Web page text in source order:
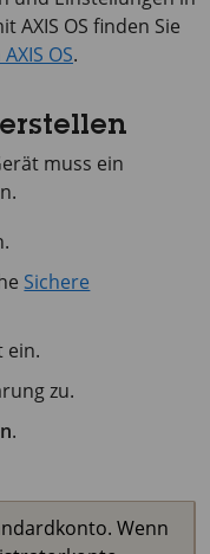
AXIS OS finden Sie
OS.
muss ein
Sichere
ein.
zu.
.
Wenn